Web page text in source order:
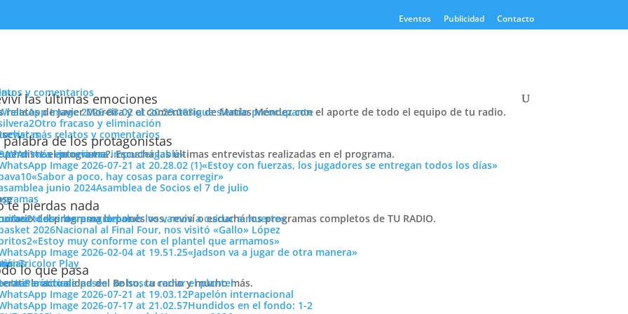
Eventos Publicidad Contacto
y comentarios
las últimas emociones
relatos de Javier Moreira y el comentario de Matías Méndez con el aporte de todo el equipo de tu radio.
Sigue siendo preocupante
Otro fracaso y eliminación
más relatos y comentarios
palabra de los protagonistas
perdiste el programa?. Escuchá las últimas entrevistas realizadas en el programa.
más entrevistas
«La victoria era impostergable»
«Estoy con fuerzas, los jugadores se entregan todos los días»
«Sabor a poco, hay cosas para corregir»
Asamblea de Socios el 7 de julio
te pierdas nada
del programa lo ponés vos, reviví o escuchá los programas completos de TU RADIO.
todos los programas
«Los intereses del club los vamos a cuidar a muerte»
Nacional al Final Four, nos visitó «Gallo» López
«Estoy muy conforme con el plantel que armamos»
«Jadson va a jugar de otra manera»
Play
lo que pasa
la actualidad del Bolso, tu radio y mucho más.
más noticias
Período de pases: se busca cerrar el plantel
Papelón internacional
Hundidos en el fondo: 1-2
Espárrago»
LOS CÉSPEDES
de Los Céspedes pasó a llamarse «Víctor Espárrago», histórico
llena de triunfos. Tras el homenaje, charló con nuestro compañero
Tweets by PasionTricolor1